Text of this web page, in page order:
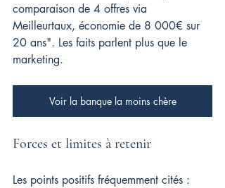
comparaison de 4 offres via
Meilleurtaux, économie de 8 000€ sur
20 ans". Les faits parlent plus que le
marketing.
Voir la banque la moins chère
Forces et limites à retenir
Les points positifs fréquemment cités :